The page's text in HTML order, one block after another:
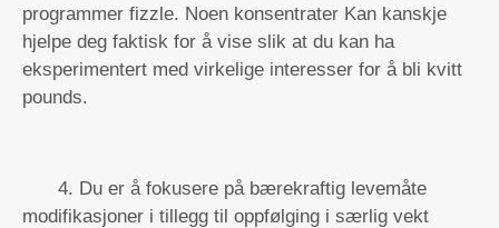
programmer fizzle. Noen konsentrater Kan kanskje
hjelpe deg faktisk for å vise slik at du kan ha
eksperimentert med virkelige interesser for å bli kvitt
pounds.
4. Du er å fokusere på bærekraftig levemåte
modifikasjoner i tillegg til oppfølging i særlig vekt